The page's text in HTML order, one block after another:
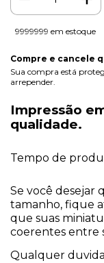
9999999 em estoque
Compre e cancele
Sua compra está
arrepender.
Impressão
qualidade.
Tempo de
Se você desejar
tamanho, fique
que suas
coerentes entre
Qualquer